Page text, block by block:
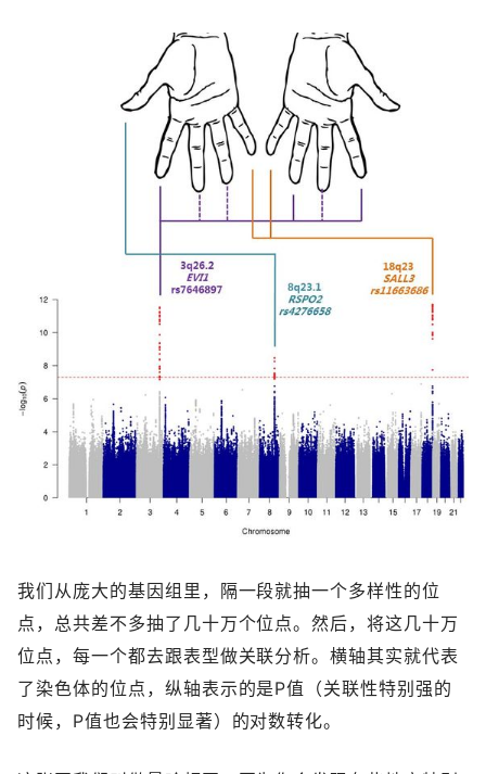
我们从庞大的基因组里，隔一段就抽一个多样性的位
点，总共差不多抽了几十万个位点。然后，将这几十万
位点，每一个都去跟表型做关联分析。横轴其实就代表
了染色体的位点，纵轴表示的是P值（关联性特别强的
时候，P值也会特别显著）的对数转化。